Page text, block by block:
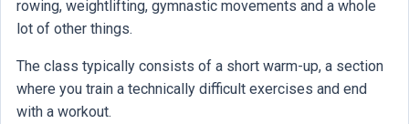
rowing, weightlifting, gymnastic movements and a whole
lot of other things.
The class typically consists of a short warm-up, a section
where you train a technically difficult exercises and end
with a workout.